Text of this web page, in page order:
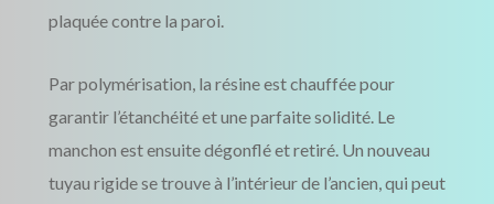
plaquée contre la paroi.
Par polymérisation, la résine est chauffée pour
garantir l’étanchéité et une parfaite solidité. Le
manchon est ensuite dégonflé et retiré. Un nouveau
tuyau rigide se trouve à l’intérieur de l’ancien, qui peut